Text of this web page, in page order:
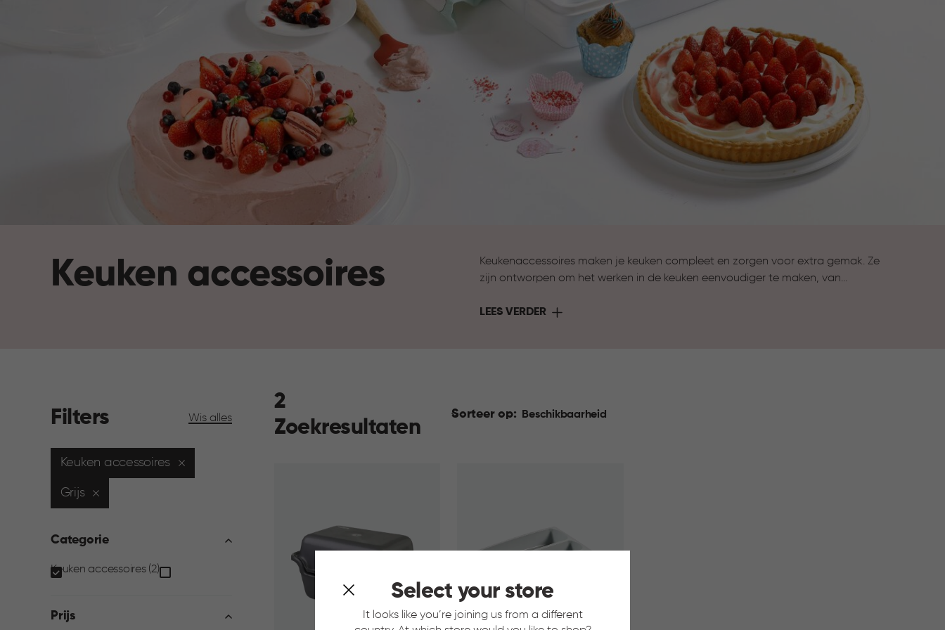
Select your store
It looks like you’re joining us from a different
Keuken accessoires
Keukenaccessoires maken je keuken compleet en zorgen voor extra gemak. Ze
zijn ontworpen om het werken in de keuken eenvoudiger te maken, van
nodig hebt om jouw keuken compleet te maken.
LEES VERDER
Filters Wis alles
Keuken accessoires
Grijs
Categorie
Categorie
filter
Keuken accessoires (2)
Prijs
Sorteer op: Beschikbaarheid
2
Zoekresultaten